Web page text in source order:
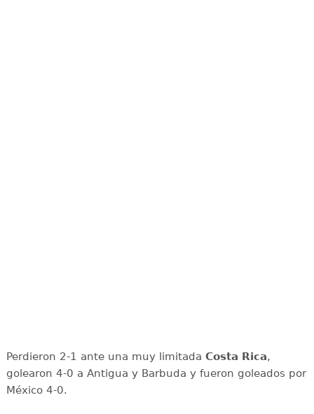
Perdieron 2-1 ante una muy limitada Costa Rica,
golearon 4-0 a Antigua y Barbuda y fueron goleados por
México 4-0.